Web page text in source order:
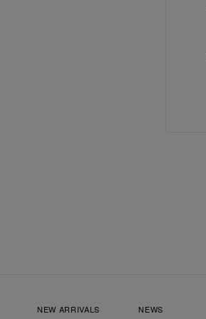
NEW ARRIVALS NEWS